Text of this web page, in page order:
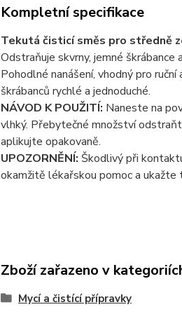
Kompletní specifikace
Tekutá čisticí směs pro středně
Odstraňuje skvrny, jemné
Pohodlné nanášení, vhodný pro
škrábanců rychlé a jednoduché.
NÁVOD K POUŽITÍ: Naneste na
vlhký. Přebytečné množství
aplikujte opakovaně.
UPOZORNĚNÍ: Škodlivý při
okamžitě lékařskou pomoc a
Zboží zařazeno v
Mycí a čistící přípravky